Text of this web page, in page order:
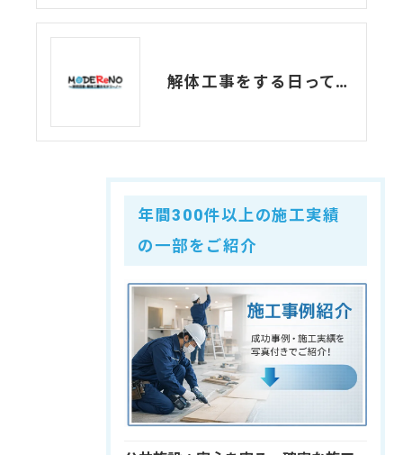
解体工事をする日って、お日柄のいい日にしたほうがいいの？？？
年間300件以上の施工実績
の一部をご紹介